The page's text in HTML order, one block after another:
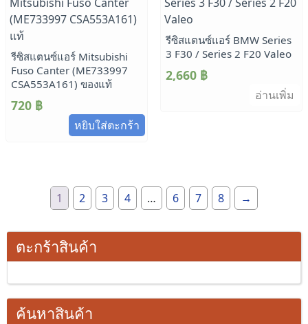
รีซิสแตนซ์แอร์ Mitsubishi
Fuso Canter (ME733997
CSA553A161) ของแท้
720 ฿
หยิบใส่ตะกร้า
รีซิสแตนซ์แอร์ BMW Series
3 F30 / Series 2 F20 Valeo
2,660 ฿
อ่านเพิ่ม
1 2 3 4 … 6 7 8 →
ตะกร้าสินค้า
ค้นหาสินค้า